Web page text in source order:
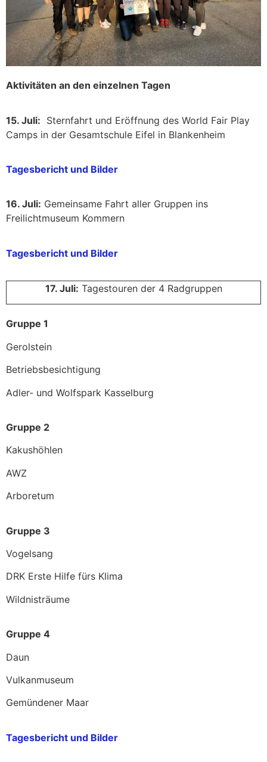
Aktivitäten an den einzelnen Tagen
15. Juli: Sternfahrt und Eröffnung des World Fair Play
Camps in der Gesamtschule Eifel in Blankenheim
Tagesbericht und Bilder
16. Juli: Gemeinsame Fahrt aller Gruppen ins
Freilichtmuseum Kommern
Tagesbericht und Bilder
17. Juli: Tagestouren der 4 Radgruppen
Gruppe 1
Gerolstein
Betriebsbesichtigung
Adler- und Wolfspark Kasselburg
Gruppe 2
Kakushöhlen
AWZ
Arboretum
Gruppe 3
Vogelsang
DRK Erste Hilfe fürs Klima
Wildnisträume
Gruppe 4
Daun
Vulkanmuseum
Gemündener Maar
Tagesbericht und Bilder